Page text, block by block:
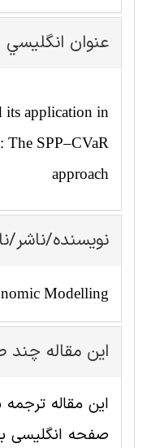
عنوان انگليسي
its application in
SPP–CVaR
approach
نویسنده/ناشر/
Modelling
این مقاله